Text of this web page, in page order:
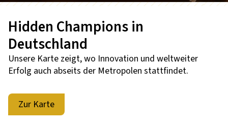
Hidden Champions in
Deutschland
Unsere Karte zeigt, wo Innovation und weltweiter
Erfolg auch abseits der Metropolen stattfindet.
Zur Karte